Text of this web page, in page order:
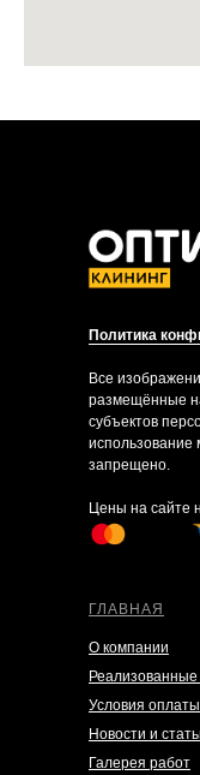
ГЛАВНАЯ
О компании
Условия оплаты
Новости и
Галерея работ
Политика
Все
размещённые
субъектов
использование
запрещено.
Цены на сайте